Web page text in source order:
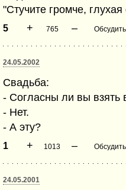
"Стучите громче, глухая
5 + 765 – Обсудить
24.05.2002
Свадьба:
- Согласны ли вы
- Нет.
- А эту?
1 + 1013 –
24.05.2001